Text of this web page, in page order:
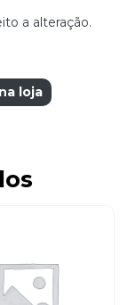
a alteração.
loja